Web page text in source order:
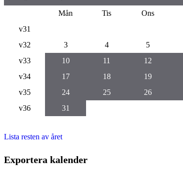
Mån Tis Ons
v31
v32
3 4 5
v33
10 11 12
v34
17 18 19
v35
24 25 26
v36
31
Lista resten av året
Exportera kalender